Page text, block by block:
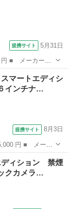
提携サイト 5月31日
Ｌ ＣＤオー
枚数： 5D ■ ミ
マートエディシ
インチナ…
提携サイト 8月3日
ード名： Ｓ
ンチナビ フル
ディション 禁煙
クカメラ…